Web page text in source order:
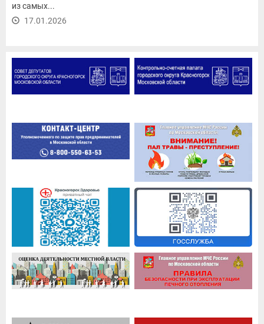
из самых...
17.01.2026